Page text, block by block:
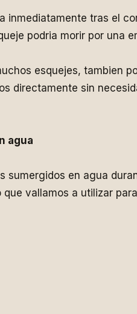
inmediatamente tras el
podria morir por una
esquejes, tambien
directamente sin
agua
sumergidos en agua
vallamos a utilizar